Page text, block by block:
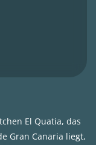
El Quatia, das
Gran Canaria liegt,